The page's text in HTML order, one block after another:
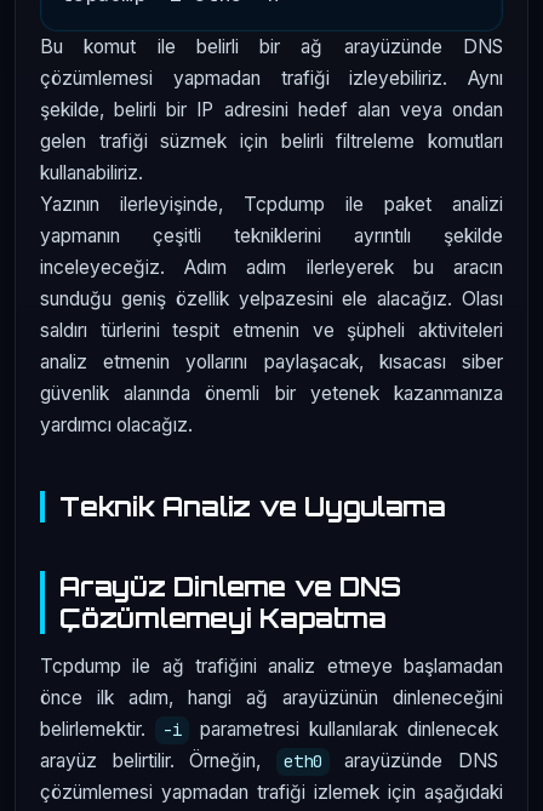
Bu komut ile belirli bir ağ arayüzünde DNS
çözümlemesi yapmadan trafiği izleyebiliriz. Aynı
şekilde, belirli bir IP adresini hedef alan veya ondan
gelen trafiği süzmek için belirli filtreleme komutları
kullanabiliriz.
Yazının ilerleyişinde, Tcpdump ile paket analizi
yapmanın çeşitli tekniklerini ayrıntılı şekilde
inceleyeceğiz. Adım adım ilerleyerek bu aracın
sunduğu geniş özellik yelpazesini ele alacağız. Olası
saldırı türlerini tespit etmenin ve şüpheli aktiviteleri
analiz etmenin yollarını paylaşacak, kısacası siber
güvenlik alanında önemli bir yetenek kazanmanıza
yardımcı olacağız.
Teknik Analiz ve Uygulama
Arayüz Dinleme ve DNS
Çözümlemeyi Kapatma
Tcpdump ile ağ trafiğini analiz etmeye başlamadan
önce ilk adım, hangi ağ arayüzünün dinleneceğini
belirlemektir.
-i
parametresi kullanılarak dinlenecek
arayüz belirtilir. Örneğin,
eth0
arayüzünde DNS
çözümlemesi yapmadan trafiği izlemek için aşağıdaki